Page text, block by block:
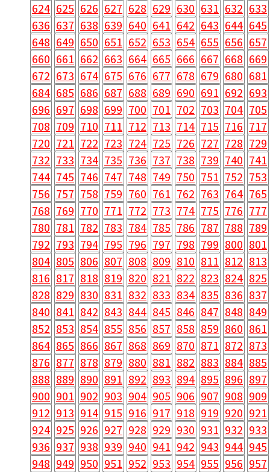
624 625 626 627 628 629 630 631 632 633
636 637 638 639 640 641 642 643 644 645
648 649 650 651 652 653 654 655 656 657
660 661 662 663 664 665 666 667 668 669
672 673 674 675 676 677 678 679 680 681
684 685 686 687 688 689 690 691 692 693
696 697 698 699 700 701 702 703 704 705
708 709 710 711 712 713 714 715 716 717
720 721 722 723 724 725 726 727 728 729
732 733 734 735 736 737 738 739 740 741
744 745 746 747 748 749 750 751 752 753
756 757 758 759 760 761 762 763 764 765
768 769 770 771 772 773 774 775 776 777
780 781 782 783 784 785 786 787 788 789
792 793 794 795 796 797 798 799 800 801
804 805 806 807 808 809 810 811 812 813
816 817 818 819 820 821 822 823 824 825
828 829 830 831 832 833 834 835 836 837
840 841 842 843 844 845 846 847 848 849
852 853 854 855 856 857 858 859 860 861
864 865 866 867 868 869 870 871 872 873
876 877 878 879 880 881 882 883 884 885
888 889 890 891 892 893 894 895 896 897
900 901 902 903 904 905 906 907 908 909
912 913 914 915 916 917 918 919 920 921
924 925 926 927 928 929 930 931 932 933
936 937 938 939 940 941 942 943 944 945
948 949 950 951 952 953 954 955 956 957